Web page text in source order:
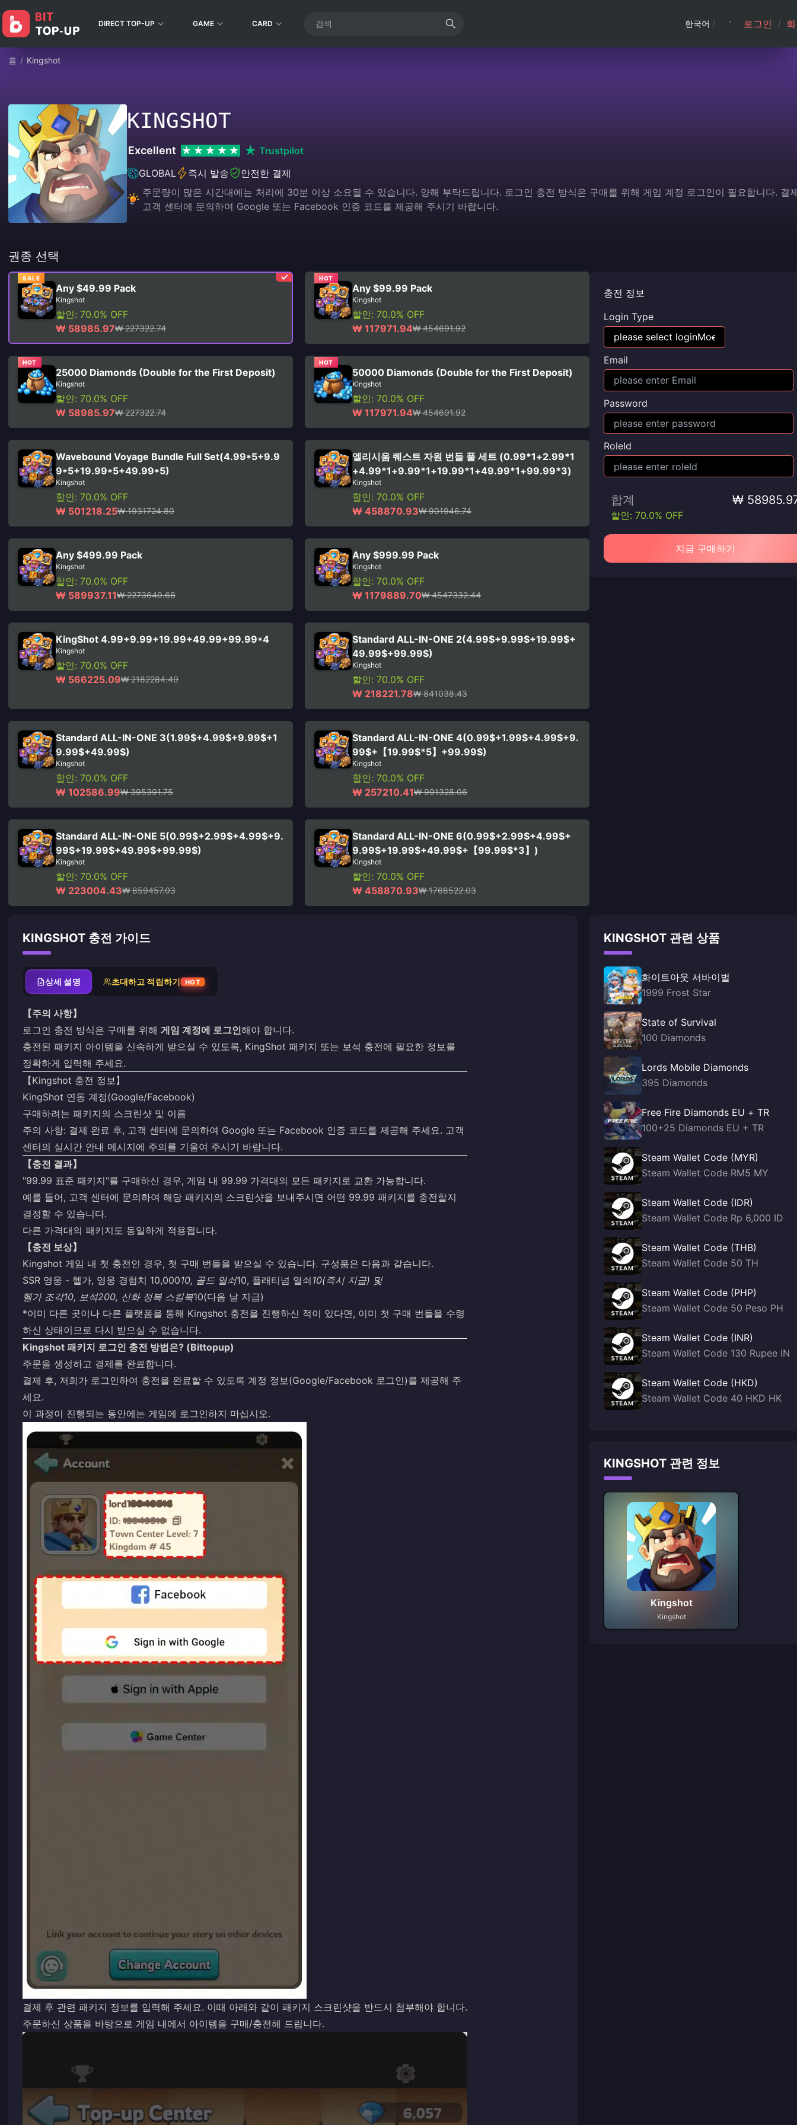
DIRECT TOP-UP GAME CARD 한국어 / 로그인 /
홈 / Kingshot
KINGSHOT
Excellent
Trustpilot
GLOBAL
즉시 발송
안전한 결제
주문량이 많은 시간대에는 처리에 30분 이상 소요될 수 있습니다. 양해 부탁드립니다. 로그인 충전 방식은 구매를 위해 게임 계정 로그인이 필요합니다. 결
고객 센터에 문의하여 Google 또는 Facebook 인증 코드를 제공해 주시기 바랍니다.
권종 선택
SALE
Any $49.99 Pack
Kingshot
할인: 70.0% OFF
₩ 58985.97₩ 227322.74
HOT
Any $99.99 Pack
Kingshot
할인: 70.0% OFF
₩ 117971.94₩ 454691.92
HOT
25000 Diamonds (Double for the First Deposit)
Kingshot
할인: 70.0% OFF
₩ 58985.97₩ 227322.74
HOT
50000 Diamonds (Double for the First Deposit)
Kingshot
할인: 70.0% OFF
₩ 117971.94₩ 454691.92
Wavebound Voyage Bundle Full Set(4.99*5+9.9
9*5+19.99*5+49.99*5)
Kingshot
할인: 70.0% OFF
₩ 501218.25₩ 1931724.80
엘리시움 퀘스트 자원 번들 풀 세트 (0.99*1+2.99*1
+4.99*1+9.99*1+19.99*1+49.99*1+99.99*3)
Kingshot
할인: 70.0% OFF
₩ 458870.93₩ 901946.74
Any $499.99 Pack
Kingshot
할인: 70.0% OFF
₩ 589937.11₩ 2273640.68
Any $999.99 Pack
Kingshot
할인: 70.0% OFF
₩ 1179889.70₩ 4547332.44
KingShot 4.99+9.99+19.99+49.99+99.99*4
Kingshot
할인: 70.0% OFF
₩ 566225.09₩ 2182284.40
Standard ALL-IN-ONE 2(4.99$+9.99$+19.99$+
49.99$+99.99$)
Kingshot
할인: 70.0% OFF
₩ 218221.78₩ 841038.43
Standard ALL-IN-ONE 3(1.99$+4.99$+9.99$+1
9.99$+49.99$)
Kingshot
할인: 70.0% OFF
₩ 102586.99₩ 395391.75
Standard ALL-IN-ONE 4(0.99$+1.99$+4.99$+9.
99$+【19.99$*5】+99.99$)
Kingshot
할인: 70.0% OFF
₩ 257210.41₩ 991328.06
Standard ALL-IN-ONE 5(0.99$+2.99$+4.99$+9.
99$+19.99$+49.99$+99.99$)
Kingshot
할인: 70.0% OFF
₩ 223004.43₩ 859457.03
Standard ALL-IN-ONE 6(0.99$+2.99$+4.99$+
9.99$+19.99$+49.99$+【99.99$*3】)
Kingshot
할인: 70.0% OFF
₩ 458870.93₩ 1768522.03
충전 정보
Login Type
Email
Password
RoleId
합계 ₩
할인: 70.0% OFF
지금 구매하기
KINGSHOT 충전 가이드
상세 설명 초대하고 적립하기 HOT
【주의 사항】
로그인 충전 방식은 구매를 위해 게임 계정에 로그인해야 합니다.
충전된 패키지 아이템을 신속하게 받으실 수 있도록, KingShot 패키지 또는 보석 충전에 필요한 정보를
정확하게 입력해 주세요.
【Kingshot 충전 정보】
KingShot 연동 계정(Google/Facebook)
구매하려는 패키지의 스크린샷 및 이름
주의 사항: 결제 완료 후, 고객 센터에 문의하여 Google 또는 Facebook 인증 코드를 제공해 주세요. 고객
센터의 실시간 안내 메시지에 주의를 기울여 주시기 바랍니다.
【충전 결과】
"99.99 표준 패키지"를 구매하신 경우, 게임 내 99.99 가격대의 모든 패키지로 교환 가능합니다.
예를 들어, 고객 센터에 문의하여 해당 패키지의 스크린샷을 보내주시면 어떤 99.99 패키지를 충전할지
결정할 수 있습니다.
다른 가격대의 패키지도 동일하게 적용됩니다.
【충전 보상】
Kingshot 게임 내 첫 충전인 경우, 첫 구매 번들을 받으실 수 있습니다. 구성품은 다음과 같습니다.
SSR 영웅 - 헬가, 영웅 경험치 10,00010, 골드 열쇠10, 플래티넘 열쇠10(즉시 지급) 및
헬가 조각10, 보석200, 신화 정복 스킬북10(다음 날 지급)
*이미 다른 곳이나 다른 플랫폼을 통해 Kingshot 충전을 진행하신 적이 있다면, 이미 첫 구매 번들을 수령
하신 상태이므로 다시 받으실 수 없습니다.
Kingshot 패키지 로그인 충전 방법은? (Bittopup)
주문을 생성하고 결제를 완료합니다.
결제 후, 저희가 로그인하여 충전을 완료할 수 있도록 계정 정보(Google/Facebook 로그인)를 제공해 주
세요.
이 과정이 진행되는 동안에는 게임에 로그인하지 마십시오.
결제 후 관련 패키지 정보를 입력해 주세요. 이때 아래와 같이 패키지 스크린샷을 반드시 첨부해야 합니다.
주문하신 상품을 바탕으로 게임 내에서 아이템을 구매/충전해 드립니다.
KINGSHOT 관련 상품
화이트아웃 서바이벌
1999 Frost Star
State of Survival
100 Diamonds
Lords Mobile Diamonds
395 Diamonds
Free Fire Diamonds EU + TR
100+25 Diamonds EU + TR
Steam Wallet Code (MYR)
Steam Wallet Code RM5 MY
Steam Wallet Code (IDR)
Steam Wallet Code Rp 6,000 ID
Steam Wallet Code (THB)
Steam Wallet Code 50 TH
Steam Wallet Code (PHP)
Steam Wallet Code 50 Peso PH
Steam Wallet Code (INR)
Steam Wallet Code 130 Rupee IN
Steam Wallet Code (HKD)
Steam Wallet Code 40 HKD HK
KINGSHOT 관련 정보
Kingshot
Kingshot